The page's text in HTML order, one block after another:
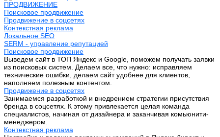
ПРОДВИЖЕНИЕ
Поисковое продвижение
Продвижение в соцсетях
Контекстная реклама
Локальное SEO
SERM - управление репутацией
Поисковое продвижение
Выведем сайт в ТОП Яндекс и Google, поможем получать заявки
из поисковых систем. Делаем все, что нужно: исправляем
технические ошибки, делаем сайт удобнее для клиентов,
наполняем полезным контентом.
Продвижение в соцсетях
Занимаемся разработкой и внедрением стратегии присутствия
бренда в соцсетях. К этому привлекается целая команда
специалистов, начиная от дизайнера и заканчивая комьюнити-
менеджером.
Контекстная реклама